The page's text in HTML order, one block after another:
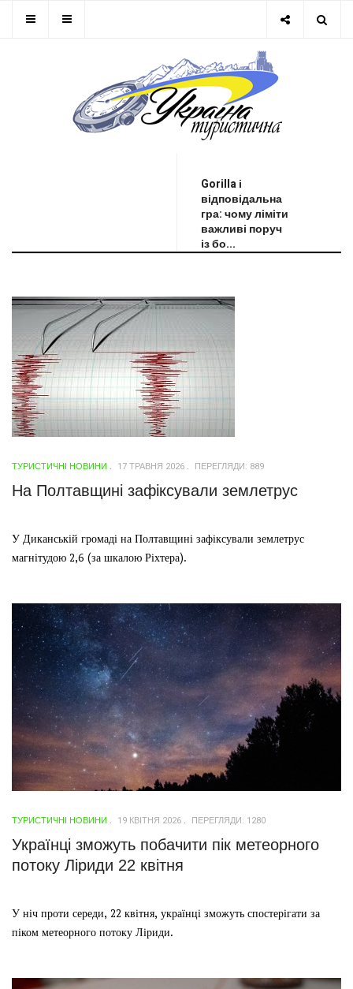
Gorilla і
відповідальна
гра: чому ліміти
важливі поруч
із бо...
ТУРИСТИЧНІ НОВИНИ 17 ТРАВНЯ 2026 ПЕРЕГЛЯДИ: 889
На Полтавщині зафіксували землетрус
У Диканській громаді на Полтавщині зафіксували землетрус
магнітудою 2,6 (за шкалою Ріхтера).
ТУРИСТИЧНІ НОВИНИ 19 КВІТНЯ 2026 ПЕРЕГЛЯДИ: 1280
Українці зможуть побачити пік метеорного
потоку Ліриди 22 квітня
У ніч проти середи, 22 квітня, українці зможуть спостерігати за
піком метеорного потоку Ліриди.